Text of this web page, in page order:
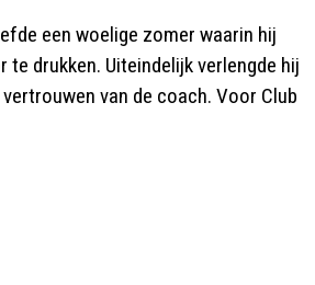
een woelige zomer waarin hij
drukken. Uiteindelijk verlengde hij
van de coach. Voor Club